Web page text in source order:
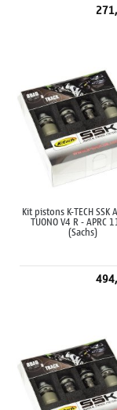
Kit pistons K-TECH SSK
TUONO V4 R - APRC
(Sachs)